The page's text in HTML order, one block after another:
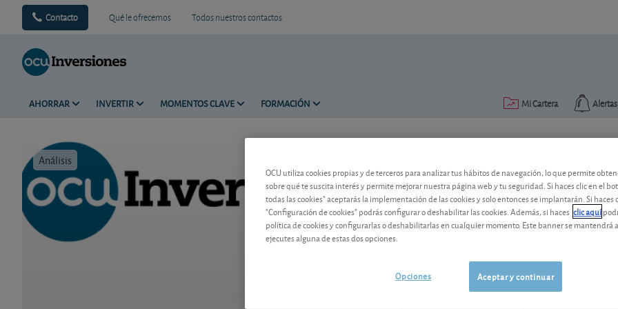
Contacto Qué le ofrecemos Todos nuestros contactos
AHORRAR INVERTIR MOMENTOS CLAVE FORMACIÓN Alertas
Mi Cartera
Análisis
Saint-Gobain vende el 40%
El grupo galo vende una parte de su
cotización está acorde con las
OCU utiliza cookies propias y de terceros para analizar tus hábitos de navegación, lo que permite
sobre qué te suscita interés y permite mejorar nuestra página web y tu seguridad. Si haces clic en el
todas las cookies" aceptarás la implementación de las cookies y solo entonces se implantarán. Si haces
"Configuración de cookies" podrás configurar o deshabilitar las cookies. Además, si haces clic aquí
política de cookies y configurarlas o deshabilitarlas en cualquier momento. Este banner se mantendrá
ejecutes alguna de estas dos opciones.
Aceptar y continuar
Opciones